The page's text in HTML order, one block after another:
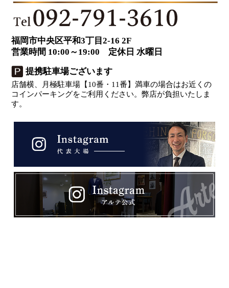
福岡市中央区平和3丁目2-16 2F
営業時間 10:00～19:00 定休日 水曜日
提携駐車場ございます
店舗横、月極駐車場【10番・11番】満車の場合はお近くの
コインパーキングをご利用ください。弊店が負担いたしま
す。